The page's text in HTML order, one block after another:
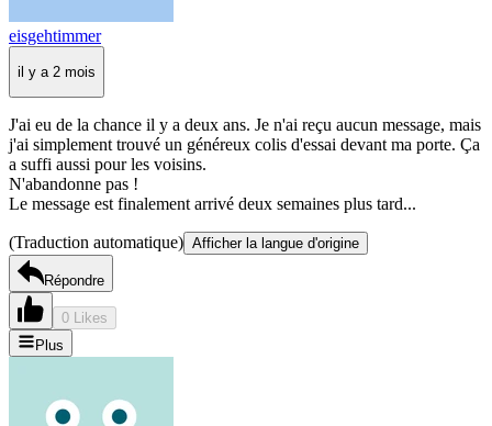
eisgehtimmer
il y a 2 mois
J'ai eu de la chance il y a deux ans. Je n'ai reçu aucun message, mais
j'ai simplement trouvé un généreux colis d'essai devant ma porte. Ça
a suffi aussi pour les voisins.
N'abandonne pas !
Le message est finalement arrivé deux semaines plus tard...
(Traduction automatique) Afficher la langue d'origine
Répondre
0 Likes
Plus